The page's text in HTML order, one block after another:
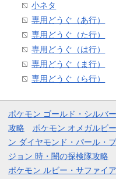
小ネタ
専用どうぐ（あ行）
専用どうぐ（た行）
専用どうぐ（は行）
専用どうぐ（ま行）
専用どうぐ（ら行）
ポケモン ゴールド・シルバ
攻略
ポケモン オメガルビ
ン ダイヤモンド・パール・
ジョン 時・闇の探検隊攻略
ポケモン ルビー・サファイ